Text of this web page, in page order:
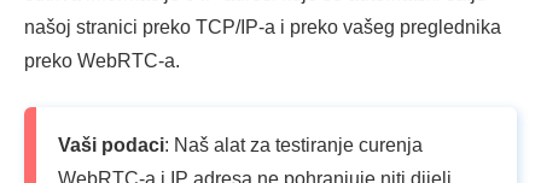
našoj stranici preko TCP/IP-a i preko vašeg preglednika
preko WebRTC-a.
Vaši podaci: Naš alat za testiranje curenja
WebRTC-a i IP adresa ne pohranjuje niti dijeli